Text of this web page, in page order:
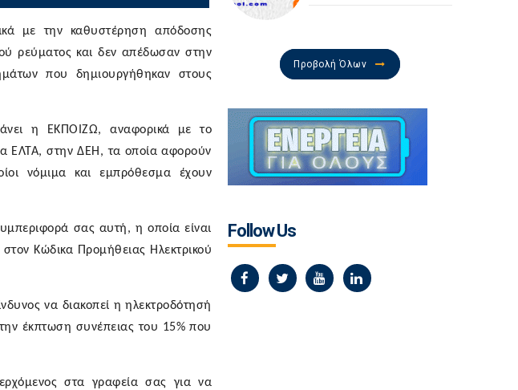
μετην καθυστέρηση απόδοσης
ρεύματος και δεν απέδωσαν στην
που δημιουργήθηκαν στους
η ΕΚΠΟΙΖΩ, αναφορικά με το
ΕΛΤΑ, στην ΔΕΗ, τα οποία αφορούν
νόμιμα και εμπρόθεσμα έχουν
σας αυτή, η οποία είναι
Κώδικα Προμήθειας Ηλεκτρικού
να διακοπεί η ηλεκτροδότησή
έκπτωση συνέπειας του 15% που
στα γραφεία σας για να
Προβολή Όλων
Follow Us